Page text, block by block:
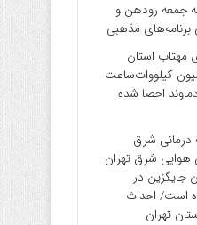
جمعه رودهن و
برنامه‌های مذهبی
مهتاب استان
منطقه برق دماوند/ ۱۲۵ میلیون کیلووات‌ساعت
احصا شده
درمانی شرق
هوایی شرق تهران
جایگزین در
است/ احداث
تهران